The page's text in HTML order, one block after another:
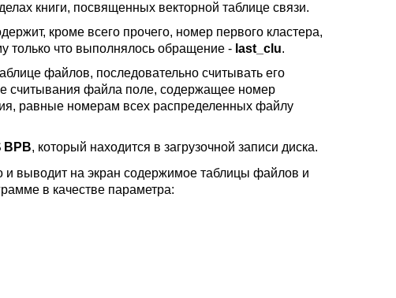
книги, посвященных векторной таблице связи.
кроме всего прочего, номер первого кластера,
только что выполнялось обращение - last_clu.
файлов, последовательно считывать его
считывания файла поле, содержащее номер
равные номерам всех распределенных файлу
BPB, который находится в загрузочной записи диска.
выводит на экран содержимое таблицы файлов и
в качестве параметра: